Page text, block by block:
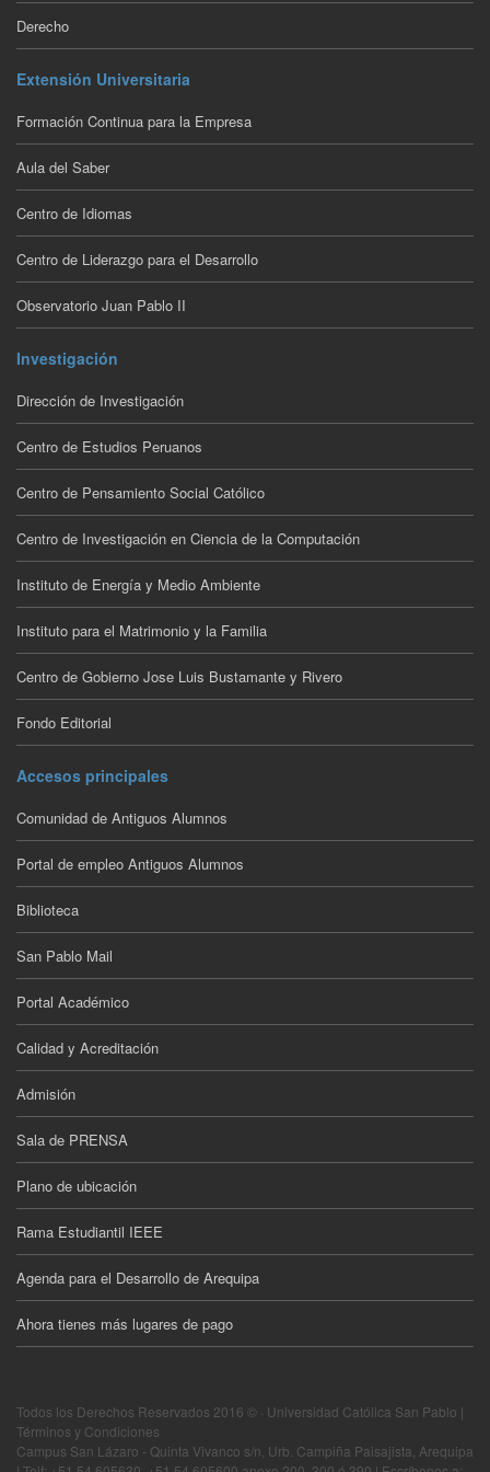
Derecho
Extensión Universitaria
Formación Continua para la Empresa
Aula del Saber
Centro de Idiomas
Centro de Liderazgo para el Desarrollo
Observatorio Juan Pablo II
Investigación
Dirección de Investigación
Centro de Estudios Peruanos
Centro de Pensamiento Social Católico
Centro de Investigación en Ciencia de la Computación
Instituto de Energía y Medio Ambiente
Instituto para el Matrimonio y la Familia
Centro de Gobierno Jose Luis Bustamante y Rivero
Fondo Editorial
Accesos principales
Comunidad de Antiguos Alumnos
Portal de empleo Antiguos Alumnos
Biblioteca
San Pablo Mail
Portal Académico
Calidad y Acreditación
Admisión
Sala de PRENSA
Plano de ubicación
Rama Estudiantil IEEE
Agenda para el Desarrollo de Arequipa
Ahora tienes más lugares de pago
Todos los Derechos Reservados 2016 © · Universidad Católica San Pablo |
Términos y Condiciones
Campus San Lázaro - Quinta Vivanco s/n, Urb. Campiña Paisajista, Arequipa